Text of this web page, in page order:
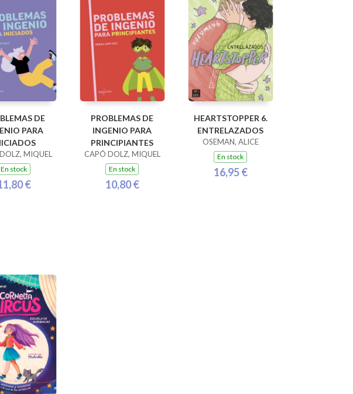
DE
PARA
MIQUEL
En stock
€
PROBLEMAS DE
INGENIO PARA
PRINCIPIANTES
CAPÓ DOLZ, MIQUEL
En stock
10,80 €
HEARTSTOPPER 6.
ENTRELAZADOS
OSEMAN, ALICE
En stock
16,95 €